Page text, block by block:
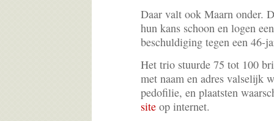
Daar valt ook Maarn onder.
hun kans schoon en logen
beschuldiging tegen een 46-
Het trio stuurde 75 tot 100
met naam en adres valselijk
pedofilie, en plaatsten
site op internet.